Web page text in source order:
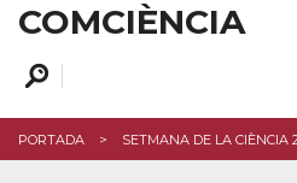
COMCIÈNCIA
PORTADA SETMANA DE LA CIÈNCIA